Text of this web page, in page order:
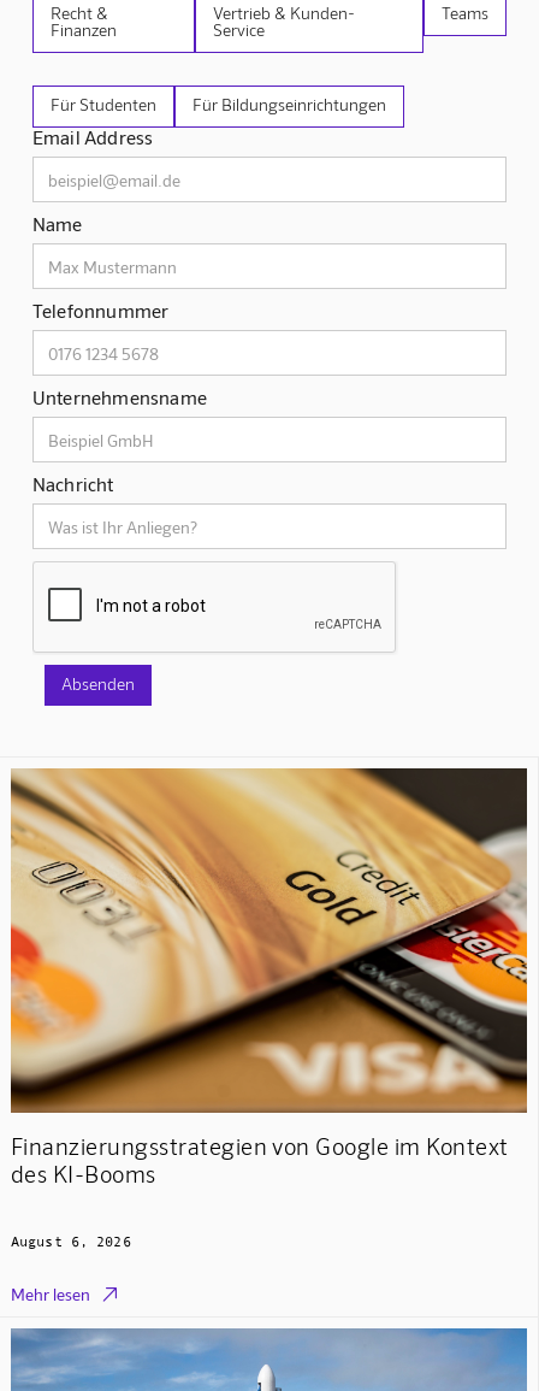
Recht &
Finanzen
Vertrieb & Kunden-
Service
Teams
Für Studenten Für Bildungseinrichtungen
Email Address
Name
Telefonnummer
Unternehmensname
Nachricht
Finanzierungsstrategien von Google im Kontext
des KI-Booms
August 6, 2026
Mehr lesen 